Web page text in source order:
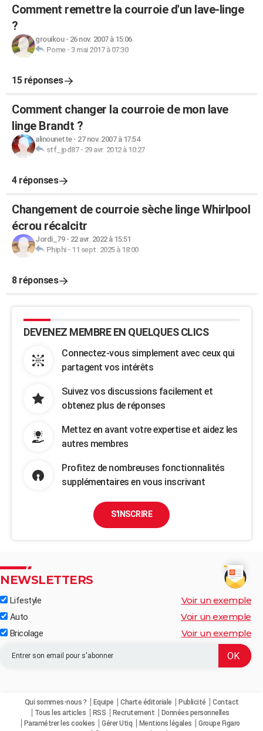
Comment remettre la courroie d'un lave-linge
?
grouikou- 26 nov. 2007 à 15:06
Pome- 3 mai 2017 à 07:30
15 réponses
Comment changer la courroie de mon lave
linge Brandt ?
alinounette- 27 nov. 2007 à 17:54
stf_jpd87- 29 avr. 2012 à 10:27
4 réponses
Changement de courroie sèche linge Whirlpool
écrou récalcitr
Jordi_79- 22 avr. 2022 à 15:51
Phiphi- 11 sept. 2025 à 18:00
8 réponses
DEVENEZ MEMBRE EN QUELQUES CLICS
Connectez-vous simplement avec ceux qui
partagent vos intérêts
Suivez vos discussions facilement et
obtenez plus de réponses
Mettez en avant votre expertise et aidez les
autres membres
Profitez de nombreuses fonctionnalités
supplémentaires en vous inscrivant
S'INSCRIRE
NEWSLETTERS
Lifestyle Voir un exemple
Auto Voir un exemple
Bricolage Voir un exemple
Qui sommes-nous ? Equipe Charte éditoriale Publicité
Contact
Tous les articles
RSS Recrutement
Données personnelles
Paramétrer les cookies
Gérer Utiq Mentions légales
Groupe Figaro